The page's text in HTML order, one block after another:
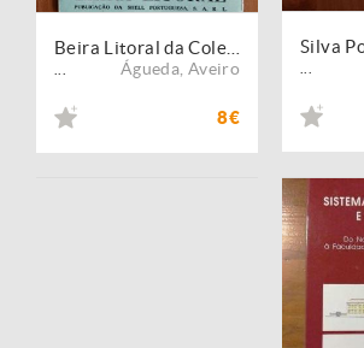
Beira Litoral da Coleção "Terras Portuguesas" da Shell (1950-1960)
Águeda Aveiro
8€